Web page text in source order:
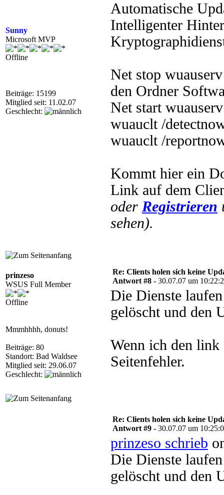
Sunny
Microsoft MVP
Offline
Beiträge: 15199
Mitglied seit: 11.02.07
Geschlecht:
Automatische
Intelligenter
Net stop wuauserv
den Ordner
Net start wuauserv
wuauclt /
wuauclt /
Kommt hier ein
Link auf dem
oder Registrieren
sehen).
prinzeso
WSUS Full Member
Offline
Mmmhhhh, donuts!
Beiträge: 80
Standort: Bad Waldsee
Mitglied seit: 29.06.07
Geschlecht:
Re: Clients holen sich keine
Antwort #8 - 30.07.07 um
Die Dienste
gelöscht und den
Wenn ich den
Seitenfehler.
Re: Clients holen sich keine
Antwort #9 - 30.07.07 um
prinzeso schrieb
Die Dienste
gelöscht und den